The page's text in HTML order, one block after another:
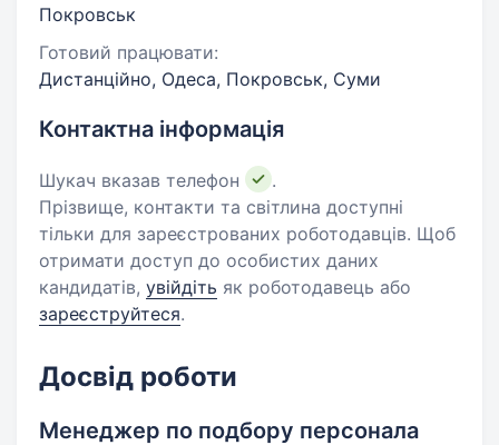
Покровськ
Готовий працювати:
Дистанційно, Одеса, Покровськ, Суми
Контактна інформація
Шукач вказав телефон
.
Прізвище, контакти та світлина доступні
тільки для зареєстрованих роботодавців. Щоб
отримати доступ до особистих даних
кандидатів, увійдіть як роботодавець або
зареєструйтеся.
Досвід роботи
Менеджер по подбору персонала